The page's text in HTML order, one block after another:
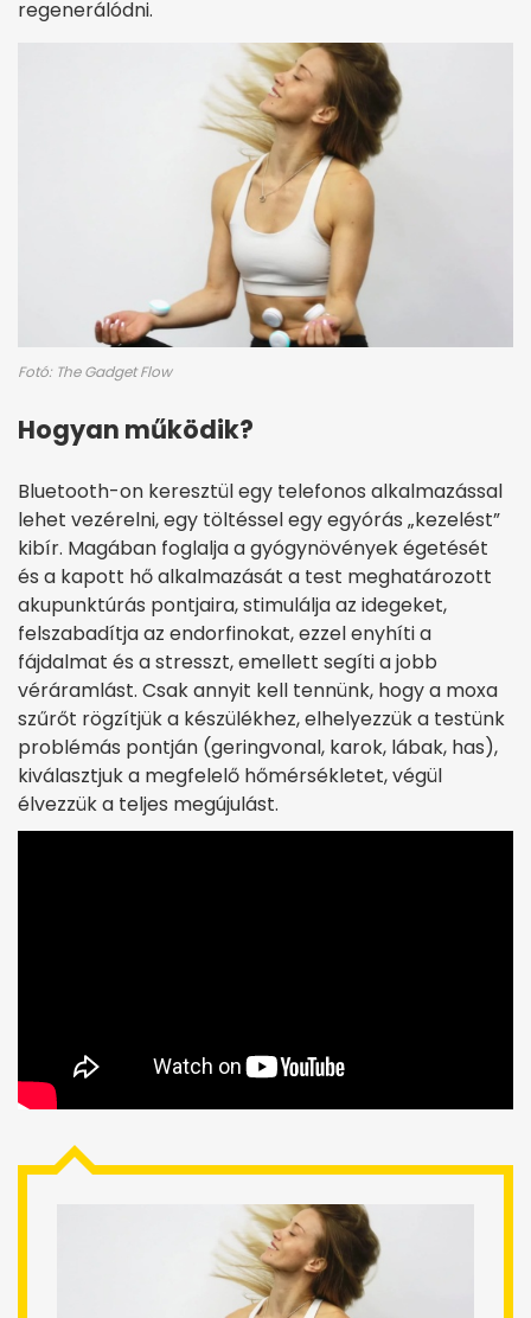
regenerálódni.
Fotó: The Gadget Flow
Hogyan működik?
Bluetooth-on keresztül egy telefonos alkalmazással
lehet vezérelni, egy töltéssel egy egyórás „kezelést”
kibír. Magában foglalja a gyógynövények égetését
és a kapott hő alkalmazását a test meghatározott
akupunktúrás pontjaira, stimulálja az idegeket,
felszabadítja az endorfinokat, ezzel enyhíti a
fájdalmat és a stresszt, emellett segíti a jobb
véráramlást. Csak annyit kell tennünk, hogy a moxa
szűrőt rögzítjük a készülékhez, elhelyezzük a testünk
problémás pontján (geringvonal, karok, lábak, has),
kiválasztjuk a megfelelő hőmérsékletet, végül
élvezzük a teljes megújulást.